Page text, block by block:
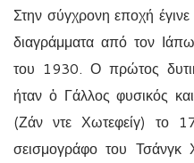
Στην σύγχρονη εποχή
διαγράμματα από τον
του 1930. Ο πρώτος
ήταν ὀ Γάλλος φυσικός
(Ζάν ντε Χωτεφείγ) το
σεισμογράφο του Τσάνγκ